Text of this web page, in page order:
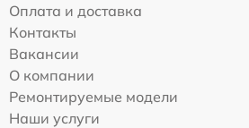
Оплата и доставка
Контакты
Вакансии
О компании
Ремонтируемые модели
Наши услуги